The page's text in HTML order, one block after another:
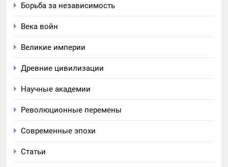
Борьба за независимость
Века войн
Великие империи
Древние цивилизации
Научные академии
Революционные перемены
Современные эпохи
Статьи